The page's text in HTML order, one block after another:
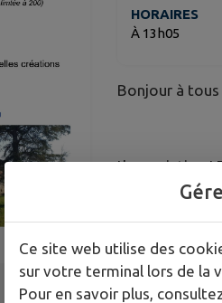
HORAIRES
À 13h05
Bonjour à tous
L'association
une visite du
Les modalités
Ce site web utilise des
sur votre terminal lors de la
Pour en savoir plus,